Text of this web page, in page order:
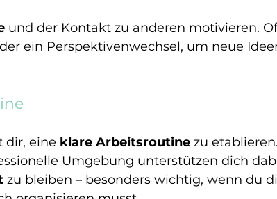
und der Kontakt zu anderen motivieren.
ein Perspektivenwechsel, um neue
dir, eine klare Arbeitsroutine zu
Umgebung unterstützen dich
zu bleiben – besonders wichtig, wenn du